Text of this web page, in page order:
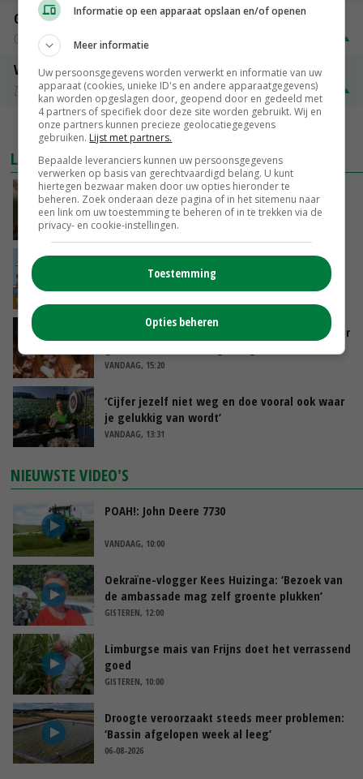
Gerst
Groningen
Volle melkpoeder
Zuivel NL
€ 345,00 € 20,00
MEER MARKTPRIJZEN
LAATSTE NIEUWS
‘Samenwerking A-ware en Amalthea gaat
zorgen voor meer balans’
VANDAAG, 16:01
Internationale vraag naar geitenzuivel blijft
groot: Nederland in Europese top
Vlaamse varkensstapel krimpt, pluimveesector
VANDAAG, 15:20
‘Cijfer jezelf niet weg en doe vooral ook waar
je gelukkig van wordt’
VANDAAG, 13:31
NIEUWSTE VIDEO'S
POAH!: John Deere 7730
VANDAAG, 10:00
Oekraïne-vlogger Kees Huizinga: ‘Bezoek van
de ambassade mag zelf groente plukken’
GISTEREN, 12:00
Limburgse mais van Frijns doet het verrassend
goed
GISTEREN, 10:00
Droogte veroorzaakt steeds meer problemen:
‘Bassin afgelopen week al leeg’
06-08-2026
Informatie op een apparaat opslaan en/of openen
Meer informatie
Uw persoonsgegevens worden verwerkt en informatie van uw
apparaat (cookies, unieke ID's en andere apparaatgegevens)
kan worden opgeslagen door, geopend door en gedeeld met
4 partners of specifiek door deze site worden gebruikt. Wij en
onze partners kunnen precieze geolocatiegegevens
gebruiken. Lijst met partners.
Bepaalde leveranciers kunnen uw persoonsgegevens
verwerken op basis van gerechtvaardigd belang. U kunt
hiertegen bezwaar maken door uw opties hieronder te
beheren. Zoek onderaan deze pagina of in het sitemenu naar
een link om uw toestemming te beheren of in te trekken via de
privacy- en cookie-instellingen.
Toestemming
Opties beheren